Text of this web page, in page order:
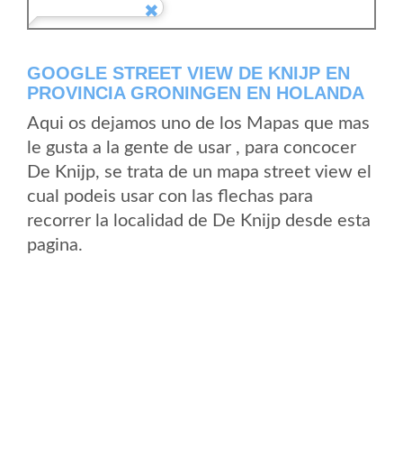
GOOGLE STREET VIEW DE KNIJP EN
PROVINCIA GRONINGEN EN HOLANDA
Aqui os dejamos uno de los Mapas que mas
le gusta a la gente de usar , para concocer
De Knijp, se trata de un mapa street view el
cual podeis usar con las flechas para
recorrer la localidad de De Knijp desde esta
pagina.